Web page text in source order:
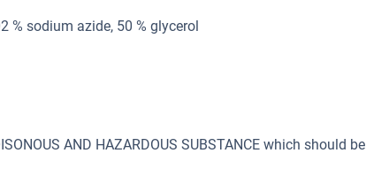
% sodium azide, 50 % glycerol
AND HAZARDOUS SUBSTANCE which should be